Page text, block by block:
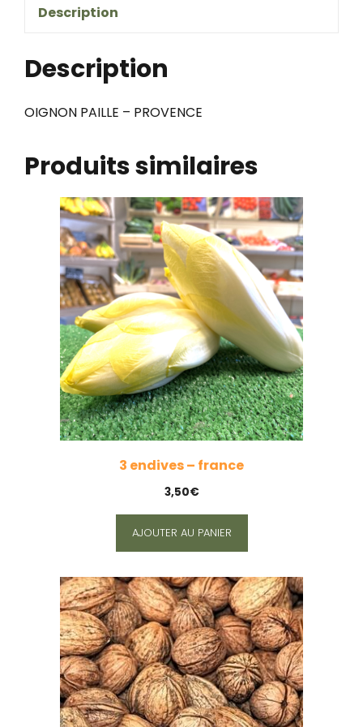
france
Description
Description
OIGNON PAILLE – PROVENCE
Produits similaires
3 endives – france
3,50€
AJOUTER AU PANIER